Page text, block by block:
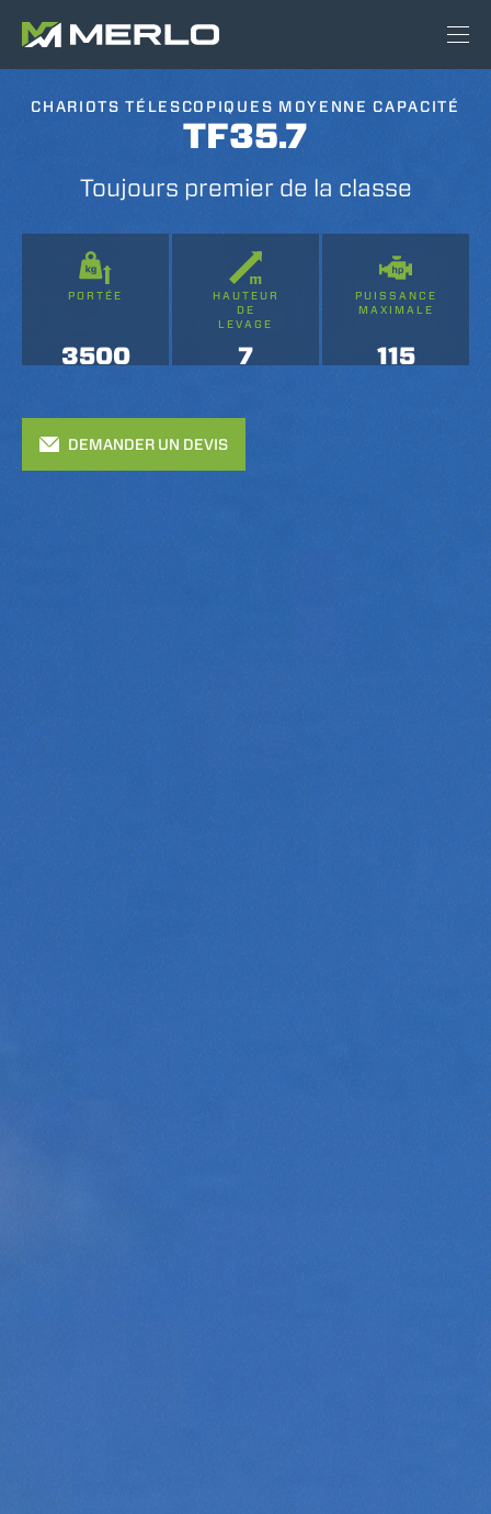
CHARIOTS TÉLESCOPIQUES MOYENNE CAPACITÉ
TF35.7
Toujours premier de la classe
PORTÉE
3500
HAUTEUR
DE
LEVAGE
7
PUISSANCE
MAXIMALE
115
DEMANDER UN DEVIS